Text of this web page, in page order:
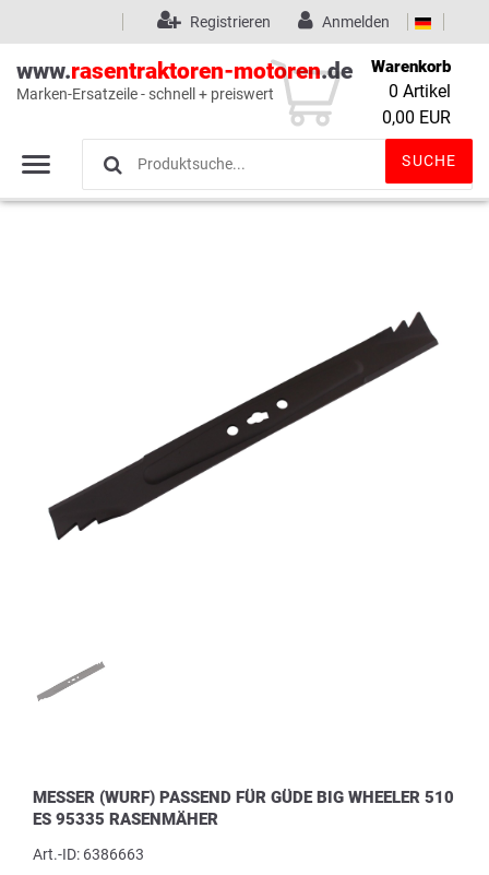
Wunschliste (0)
Anmelden
Registrieren
www.rasentraktoren-motoren.de
Marken-Ersatzeile - schnell + preiswert
SUCHE
Warenkorb
0 Artikel
0,00 EUR
MESSER (WURF) PASSEND FÜR GÜDE BIG WHEELER 510
ES 95335 RASENMÄHER
Art.-ID: 6386663